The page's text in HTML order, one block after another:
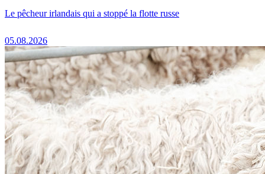
Le pêcheur irlandais qui a stoppé la flotte russe
05.08.2026